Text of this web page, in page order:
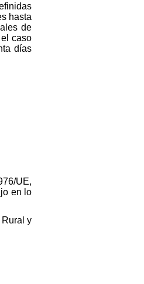
hasta
de
caso
días
UE,
en lo
y